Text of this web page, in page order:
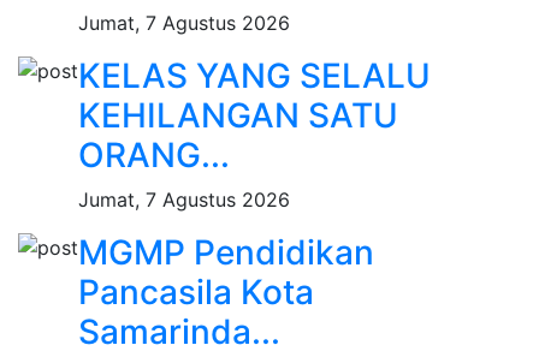
Jumat, 7 Agustus 2026
KELAS YANG SELALU
KEHILANGAN SATU
ORANG...
Jumat, 7 Agustus 2026
MGMP Pendidikan
Pancasila Kota
Samarinda...